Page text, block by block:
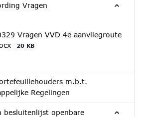
Vragen
Vragen VVD 4e aanvliegroute
20 KB
m.b.t.
Regelingen
besluitenlijst openbare